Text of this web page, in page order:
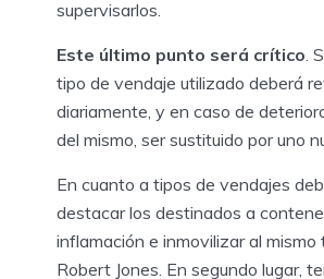
supervisarlos.
Este último punto será crítico.
tipo de vendaje utilizado deberá
diariamente, y en caso de
del mismo, ser sustituido por uno
En cuanto a tipos de vendajes
destacar los destinados a
inflamación e inmovilizar al mismo
Robert Jones. En segundo lugar,